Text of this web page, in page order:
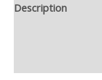
Description